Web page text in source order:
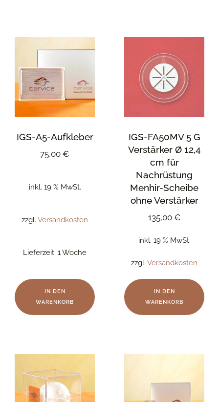
IGS-A5-Aufkleber
75,00 €
inkl. 19 % MwSt.
zzgl. Versandkosten
Lieferzeit: 1 Woche
IN DEN
WARENKORB
IGS-FA50MV 5 G
Verstärker Ø 12,4
cm für
Nachrüstung
Menhir-Scheibe
ohne Verstärker
135,00 €
inkl. 19 % MwSt.
zzgl. Versandkosten
IN DEN
WARENKORB